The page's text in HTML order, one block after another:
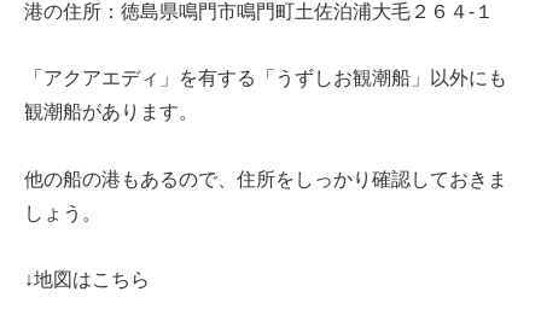
港の住所：徳島県鳴門市鳴門町土佐泊浦大毛２６４‐１
「アクアエディ」を有する「うずしお観潮船」以外にも
観潮船があります。
他の船の港もあるので、住所をしっかり確認しておきま
しょう。
↓地図はこちら